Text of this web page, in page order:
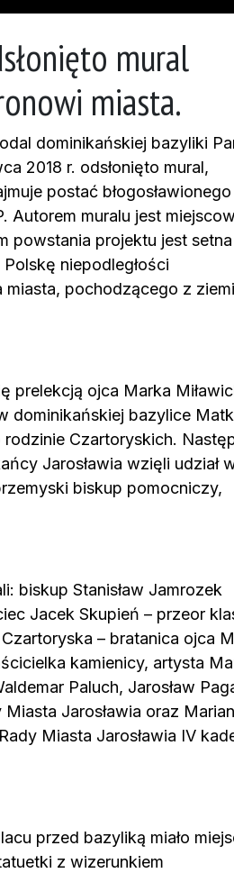
mural
miasta.
dominikańskiej bazyliki
2018 r. odsłonięto mural,
postać błogosławionego
Autorem muralu jest
powstania projektu jest setna
niepodległości
miasta, pochodzącego z ziemi
prelekcją ojca Marka
dominikańskiej bazylice
rodzinie Czartoryskich.
Jarosławia wzięli udział
biskup pomocniczy,
biskup Stanisław Jamrozek
Jacek Skupień – przeor
– bratanica ojca
kamienicy, artysta
Paluch, Jarosław
Jarosławia oraz Marian
Miasta Jarosławia IV
przed bazyliką miało
z wizerunkiem